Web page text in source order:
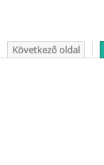
Következő oldal